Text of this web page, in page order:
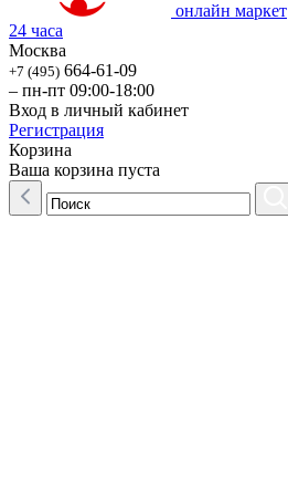
онлайн маркет
24 часа
Москва
+7 (495) 664-61-09
– пн-пт 09:00-18:00
Вход в личный кабинет
Регистрация
Корзина
Ваша корзина пуста